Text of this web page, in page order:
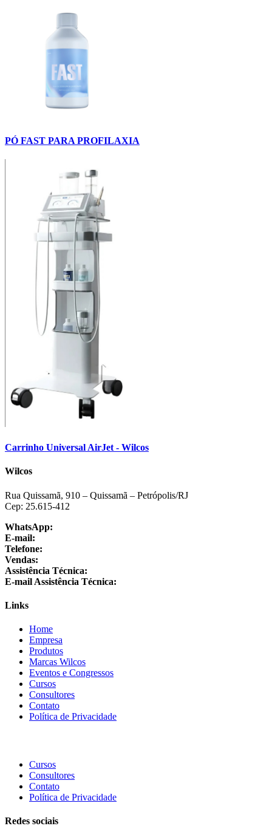
PÓ FAST PARA PROFILAXIA
Carrinho Universal AirJet - Wilcos
Wilcos
Rua Quissamã, 910 – Quissamã – Petrópolis/RJ
Cep: 25.615-412
WhatsApp:
E-mail:
Telefone:
Vendas:
Assistência Técnica:
E-mail Assistência Técnica:
Links
Home
Empresa
Produtos
Marcas Wilcos
Eventos e Congressos
Cursos
Consultores
Contato
Política de Privacidade
Cursos
Consultores
Contato
Política de Privacidade
Redes sociais